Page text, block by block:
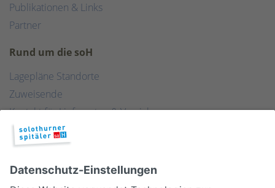
Publikationen & Links
Partner
Rund um die soH
Lagepläne Standorte
Zuweisende
Kontakt für Lieferanten & Versicherungen
Zentralwäscherei
HEBSORG
Spital Club